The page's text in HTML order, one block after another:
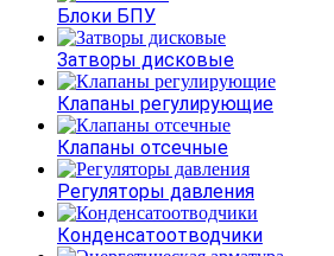
Блоки БПУ
Затворы дисковые
Клапаны регулирующие
Клапаны отсечные
Регуляторы давления
Конденсатоотводчики